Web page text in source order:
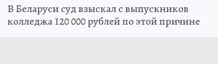
В Беларуси суд взыскал с выпускников
колледжа 120 000 рублей по этой причине